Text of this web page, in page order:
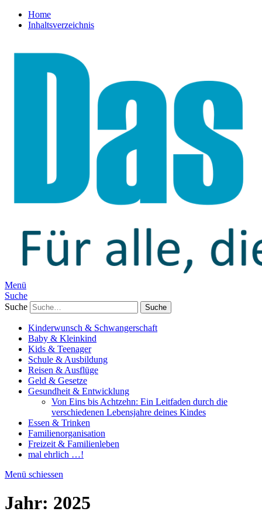
Home
Inhaltsverzeichnis
Menü
Suche
Suche
Kinderwunsch & Schwangerschaft
Baby & Kleinkind
Kids & Teenager
Schule & Ausbildung
Reisen & Ausflüge
Geld & Gesetze
Gesundheit & Entwicklung
Von Eins bis Achtzehn: Ein Leitfaden durch die
verschiedenen Lebensjahre deines Kindes
Essen & Trinken
Familienorganisation
Freizeit & Familienleben
mal ehrlich …!
Menü schiessen
Jahr: 2025